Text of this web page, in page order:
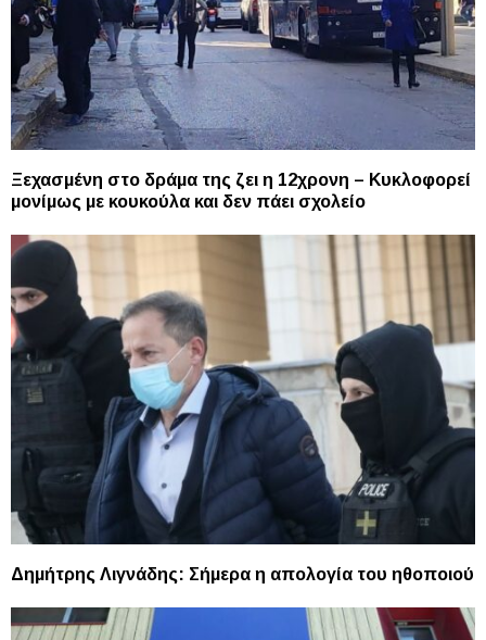
Ξεχασμένη στο δράμα της ζει η 12χρονη – Κυκλοφορεί
μονίμως με κουκούλα και δεν πάει σχολείο
Δημήτρης Λιγνάδης: Σήμερα η απολογία του ηθοποιού